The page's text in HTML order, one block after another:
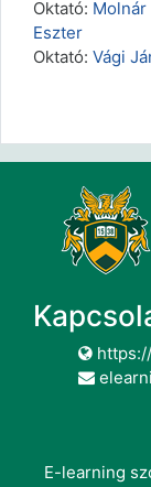
Oktató: Molnár
Eszter
Oktató: Vági
E-learning